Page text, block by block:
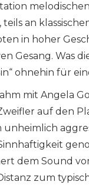
an
in hoher
Gesang. Was
ohnehin für
mit Angela
auf den
dem Sound
zum